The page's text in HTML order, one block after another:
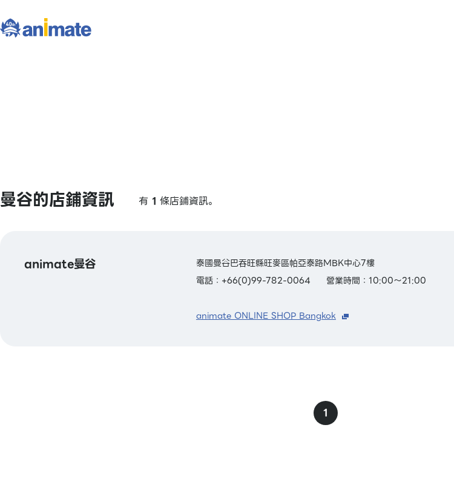
曼谷的店鋪資訊 有 1 條店鋪資訊。
animate曼谷
泰國曼谷巴吞旺縣旺麥區帕亞泰路MBK中心7樓
電話：+66(0)99-782-0064
營業時間：10:00～21:00
animate ONLINE SHOP Bangkok
1